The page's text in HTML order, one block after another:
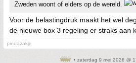
Zweden woont of elders op de wereld.
Voor de belastingdruk maakt het wel
de nieuwe box 3 regeling er straks aan
pindazakje
• zaterdag 9 mei 2026 @